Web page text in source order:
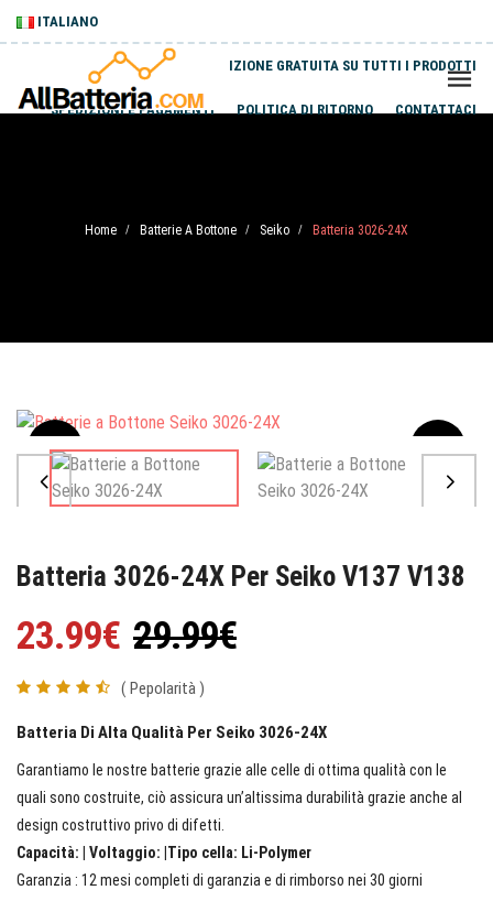
ITALIANO
SPEDIZIONE GRATUITA SU TUTTI I PRODOTTI
SPEDIZIONI E PAGAMENTI POLITICA DI RITORNO CONTATTACI
Home / Batterie A Bottone / Seiko / Batteria 3026-24X
Sale
Batteria 3026-24X Per Seiko V137 V138
23.99€ 29.99€
( Pepolarità )
Batteria Di Alta Qualità Per Seiko 3026-24X
Garantiamo le nostre batterie grazie alle celle di ottima qualità con le
quali sono costruite, ciò assicura un’altissima durabilità grazie anche al
design costruttivo privo di difetti.
Capacità: | Voltaggio: |Tipo cella: Li-Polymer
Garanzia : 12 mesi completi di garanzia e di rimborso nei 30 giorni